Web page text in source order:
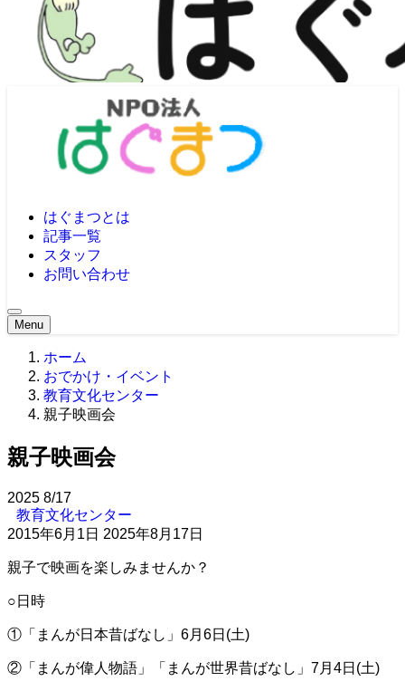
はぐまつとは
記事一覧
スタッフ
お問い合わせ
Menu
ホーム
おでかけ・イベント
教育文化センター
親子映画会
親子映画会
2025 8/17
教育文化センター
2015年6月1日 2025年8月17日
親子で映画を楽しみませんか？
○日時
①「まんが日本昔ばなし」6月6日(土)
②「まんが偉人物語」「まんが世界昔ばなし」7月4日(土)